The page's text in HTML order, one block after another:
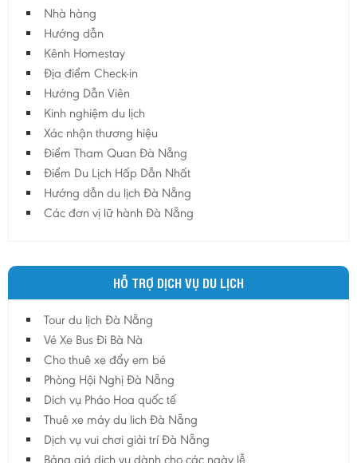
Hà Nam
Hà Tĩnh
Hà Tây
Hòa Bình
Hậu Giang
Hải Dương
Hải Phòng
Hưng Yên
Lào Cai
Lâm Đồng
Lai Châu
Lạng Sơn
Long An
Nam Định
Nghệ An
Nhà hàng
Hướng dẫn
Kênh Homestay
Địa điểm Check-in
Hướng Dẫn Viên
Kinh nghiệm du lịch
Xác nhận thương hiệu
Điểm Tham Quan Đà Nẵng
Điểm Du Lịch Hấp Dẫn Nhất
Hướng dẫn du lịch Đà Nẵng
Các đơn vị lữ hành Đà Nẵng
HỖ TRỢ DỊCH VỤ DU LỊCH
Tour du lịch Đà Nẵng
Vé Xe Bus Đi Bà Nà
Cho thuê xe đẩy em bé
Phòng Hội Nghị Đà Nẵng
Dich vụ Pháo Hoa quốc tế
Thuê xe máy du lich Đà Nẵng
Dịch vụ vui chơi giải trí Đà Nẵng
Bảng giá dịch vụ dành cho các ngày lễ